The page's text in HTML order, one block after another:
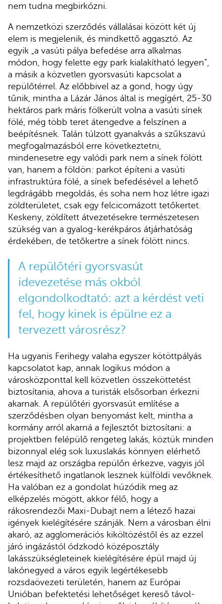
nem tudna megbirkózni.
A nemzetközi szerződés vállalásai között két új
elem is megjelenik, és mindkettő aggasztó. Az
egyik „a vasúti pálya befedése arra alkalmas
módon, hogy felette egy park kialakítható legyen”,
a másik a közvetlen gyorsvasúti kapcsolat a
repülőtérrel. Az előbbivel az a gond, hogy úgy
tűnik, mintha a Lázár János által is megígért, 25-30
hektáros park máris fölkerült volna a vasúti sínek
fölé, még több teret átengedve a felszínen a
beépítésnek. Talán túlzott gyanakvás a szűkszavú
megfogalmazásból erre következtetni,
mindenesetre egy valódi park nem a sínek fölött
van, hanem a földön: parkot építeni a vasúti
infrastruktúra fölé, a sínek befedésével a lehető
legdrágább megoldás, és soha nem hoz létre igazi
zöldterületet, csak egy felcicomázott tetőkertet.
Keskeny, zöldített átvezetésekre természetesen
szükség van a gyalog-kerékpáros átjárhatóság
érdekében, de tetőkertre a sínek fölött nincs.
A repülőtéri gyorsvasút
idevezetése más okból
elgondolkodtató: azt a kérdést veti
fel, hogy kinek is épülne ez a
tervezett városrész?
Ha ugyanis Ferihegy valaha egyszer kötöttpályás
kapcsolatot kap, annak logikus módon a
városközponttal kell közvetlen összeköttetést
biztosítania, ahova a turisták elsősorban érkezni
akarnak. A repülőtéri gyorsvasút említése a
szerződésben olyan benyomást kelt, mintha a
kormány arról akarná a fejlesztőt biztosítani: a
projektben felépülő rengeteg lakás, köztük minden
bizonnyal elég sok luxuslakás könnyen elérhető
lesz majd az országba repülőn érkezve, vagyis jól
értékesíthető ingatlanok lesznek külföldi vevőknek.
Ha valóban ez a gondolat húzódik meg az
elképzelés mögött, akkor félő, hogy a
rákosrendezői Maxi-Dubajt nem a létező hazai
igények kielégítésére szánják. Nem a városban élni
akaró, az agglomerációs kiköltözéstől és az ezzel
járó ingázástól ódzkodó középosztály
lakásszükségleteinek kielégítésére épül majd új
lakónegyed a város egyik legértékesebb
rozsdaövezeti területén, hanem az Európai
Unióban befektetési lehetőséget kereső távol-